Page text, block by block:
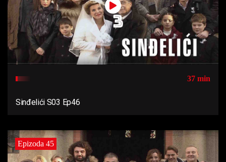
37 min
Sinđelići S03 Ep46
Epizoda 45